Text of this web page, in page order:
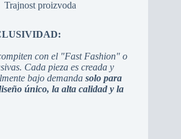
Trajnost proizvoda
con el "Fast Fashion" o
Cada pieza es creada y
bajo demandasolo para
único, la alta calidad y la